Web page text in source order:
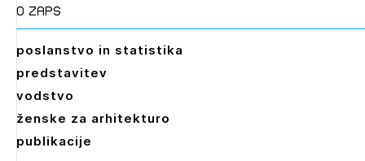
O zaps
poslanstvo in statistika
predstavitev
vodstvo
ženske za arhitekturo
publikacije